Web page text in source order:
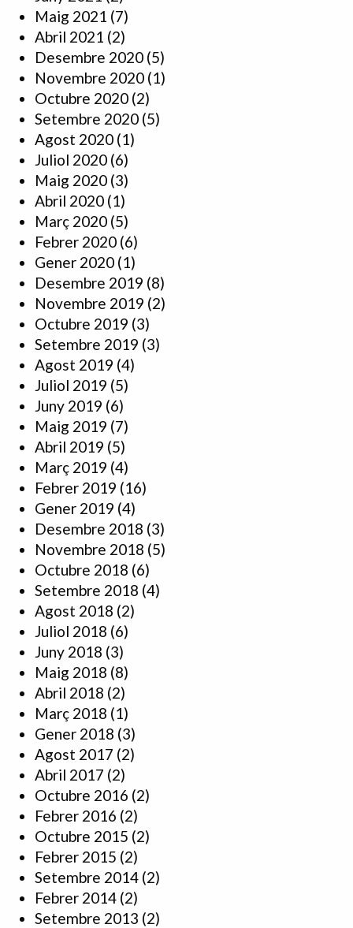
Maig 2021 (7)
Abril 2021 (2)
Desembre 2020 (5)
Novembre 2020 (1)
Octubre 2020 (2)
Setembre 2020 (5)
Agost 2020 (1)
Juliol 2020 (6)
Maig 2020 (3)
Abril 2020 (1)
Març 2020 (5)
Febrer 2020 (6)
Gener 2020 (1)
Desembre 2019 (8)
Novembre 2019 (2)
Octubre 2019 (3)
Setembre 2019 (3)
Agost 2019 (4)
Juliol 2019 (5)
Juny 2019 (6)
Maig 2019 (7)
Abril 2019 (5)
Març 2019 (4)
Febrer 2019 (16)
Gener 2019 (4)
Desembre 2018 (3)
Novembre 2018 (5)
Octubre 2018 (6)
Setembre 2018 (4)
Agost 2018 (2)
Juliol 2018 (6)
Juny 2018 (3)
Maig 2018 (8)
Abril 2018 (2)
Març 2018 (1)
Gener 2018 (3)
Agost 2017 (2)
Abril 2017 (2)
Octubre 2016 (2)
Febrer 2016 (2)
Octubre 2015 (2)
Febrer 2015 (2)
Setembre 2014 (2)
Febrer 2014 (2)
Setembre 2013 (2)